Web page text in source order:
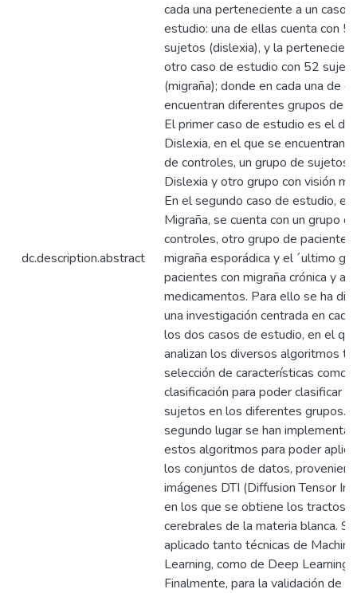
dc.description.abstract
cada una perteneciente a un caso
estudio: una de ellas cuenta con
sujetos (dislexia), y la
otro caso de estudio con 52
(migraña); donde en cada una de
encuentran diferentes grupos de
El primer caso de estudio es el de
Dislexia, en el que se encuentran
de controles, un grupo de sujetos
Dislexia y otro grupo con visión
En el segundo caso de estudio, el
Migraña, se cuenta con un grupo de
controles, otro grupo de pacientes
migraña esporádica y el ´ultimo
pacientes con migraña crónica y
medicamentos. Para ello se ha
una investigación centrada en
los dos casos de estudio, en el
analizan los diversos algoritmos
selección de características como
clasificación para poder clasificar a
sujetos en los diferentes grupos.
segundo lugar se han
estos algoritmos para poder
los conjuntos de datos,
imágenes DTI (Diffusion Tensor
en los que se obtiene los tractos
cerebrales de la materia blanca.
aplicado tanto técnicas de Machine
Learning, como de Deep Learning.
Finalmente, para la validación de